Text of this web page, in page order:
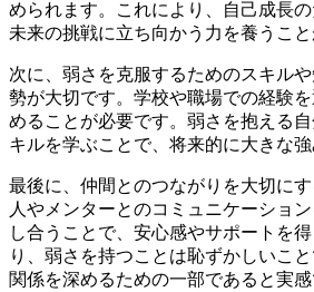
められます。これにより、自己成長の
未来の挑戦に立ち向かう力を養うこと
次に、弱さを克服するためのスキル
勢が大切です。学校や職場での経験
めることが必要です。弱さを抱える
キルを学ぶことで、将来的に大きな強
最後に、仲間とのつながりを大切に
人やメンターとのコミュニケーショ
し合うことで、安心感やサポートを
り、弱さを持つことは恥ずかしいこ
関係を深めるための一部であると実